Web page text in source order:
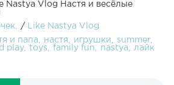
Nastya Vlog Настя и весёлые
/
Like Nastya Vlog
и папа настя игрушки
summer
play toys family fun nastya
лайк